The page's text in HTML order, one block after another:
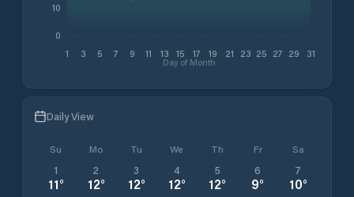
1 3 5 7 9 11 13 15 17 19 21 23 25 27 29 31
Day of Month
0
10
Daily View
Su Mo Tu We Th Fr Sa
1
11°
2
12°
3
12°
4
12°
5
12°
6
9°
7
10°